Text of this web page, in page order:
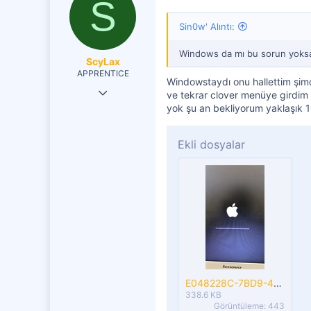
251
:
S
ScyLax
APPRENTICE
13 Ara 2019
Sin0w' Alıntı:
Windows da mı bu sorun
Windowstaydı onu hallettim
ve tekrar clover menüye girdim
yok şu an bekliyorum yaklaşık
Ekli dosyalar
E048228C-7BD9-4B59-86BF-3B52F4A48C97.jpeg
338.6 KB
Görüntüleme: 443